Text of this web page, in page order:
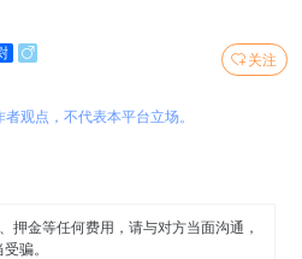
关注
观点，不代表本平台立场。
押金等任何费用，请与对方当面沟通，
骗。